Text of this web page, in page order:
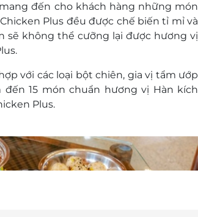
Trang, Khánh Hòa
đến cho khách hàng những món
Plus đều được chế biến tỉ mỉ và
sẽ không thể cưỡng lại được hương vị
với các loại bột chiên, gia vị tẩm ướp
15 món chuẩn hương vị Hàn kích
Plus.